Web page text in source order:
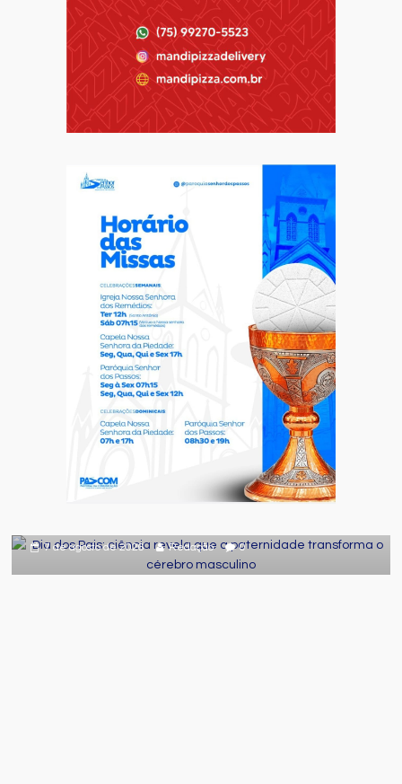
Dia dos Pais: ciência revela que a
paternidade transforma o cérebro
7 de agosto de 2026 Redação 0